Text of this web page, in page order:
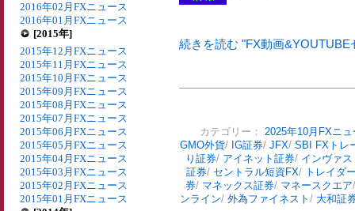
2016年02月FXニュース
2016年01月FXニュース
[2015年]
2015年12月FXニュース
2015年11月FXニュース
2015年10月FXニュース
2015年09月FXニュース
2015年08月FXニュース
2015年07月FXニュース
2015年06月FXニュース
2015年05月FXニュース
2015年04月FXニュース
2015年03月FXニュース
2015年02月FXニュース
2015年01月FXニュース
続きを読む "FX動画
カテゴリー： 2025年10月FXニュ
GMO外貨/ IG証券/ JFX/ SBI FXトレ
り証券/ アイネット証券/ インヴァ
証券/ セントラル短資FX/
トレイダ
券/ マネックス証券/ マネースクエア
ンライン/ 外為ファイネスト / 大和証